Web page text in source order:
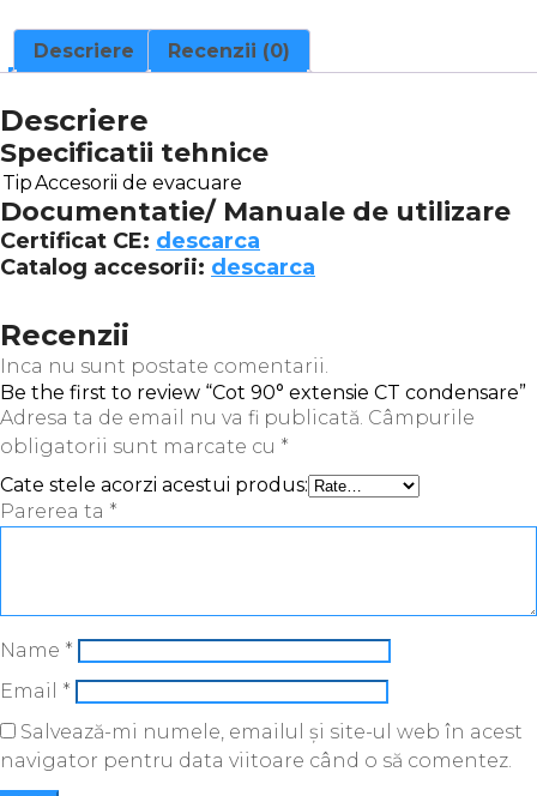
Descriere Recenzii (0)
Descriere
Specificatii tehnice
TipAccesorii de evacuare
Documentatie/ Manuale de utilizare
Certificat CE: descarca
Catalog accesorii: descarca
Recenzii
Inca nu sunt postate comentarii.
Be the first to review “Cot 90° extensie CT condensare”
Adresa ta de email nu va fi publicată. Câmpurile
obligatorii sunt marcate cu *
Cate stele acorzi acestui produs:
Parerea ta *
Name *
Email *
Salvează-mi numele, emailul și site-ul web în acest
navigator pentru data viitoare când o să comentez.